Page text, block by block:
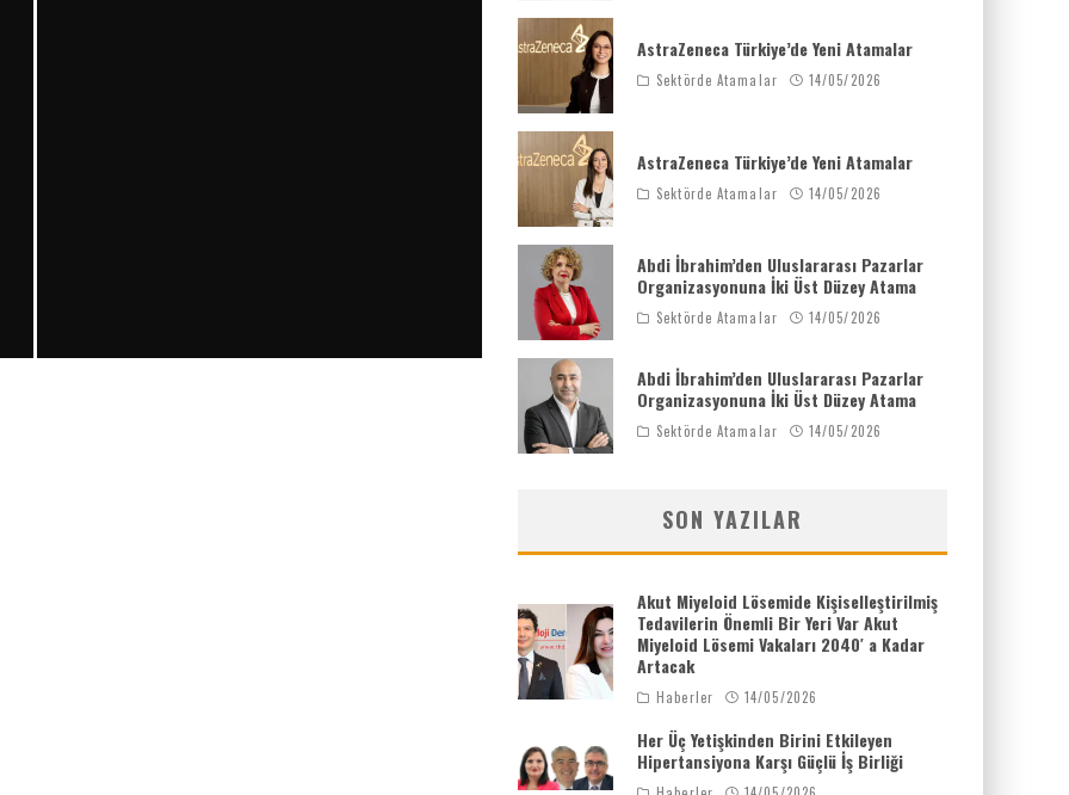
AstraZeneca Türkiye’de Yeni Atamalar
Sektörde Atamalar 14/05/2026
AstraZeneca Türkiye’de Yeni Atamalar
Sektörde Atamalar 14/05/2026
Abdi İbrahim’den Uluslararası Pazarlar
Organizasyonuna İki Üst Düzey Atama
Sektörde Atamalar 14/05/2026
Abdi İbrahim’den Uluslararası Pazarlar
Organizasyonuna İki Üst Düzey Atama
Sektörde Atamalar 14/05/2026
SON YAZILAR
Akut Miyeloid Lösemide Kişiselleştirilmiş
Tedavilerin Önemli Bir Yeri Var Akut
Miyeloid Lösemi Vakaları 2040′ a Kadar
Artacak
Haberler 14/05/2026
Her Üç Yetişkinden Birini Etkileyen
Hipertansiyona Karşı Güçlü İş Birliği